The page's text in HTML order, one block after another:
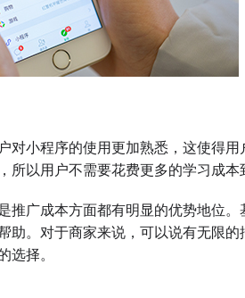
小程序的使用更加熟悉，这使得用
以用户不需要花费更多的学习成本
广成本方面都有明显的优势地位。
助。对于商家来说，可以说有无限
择。